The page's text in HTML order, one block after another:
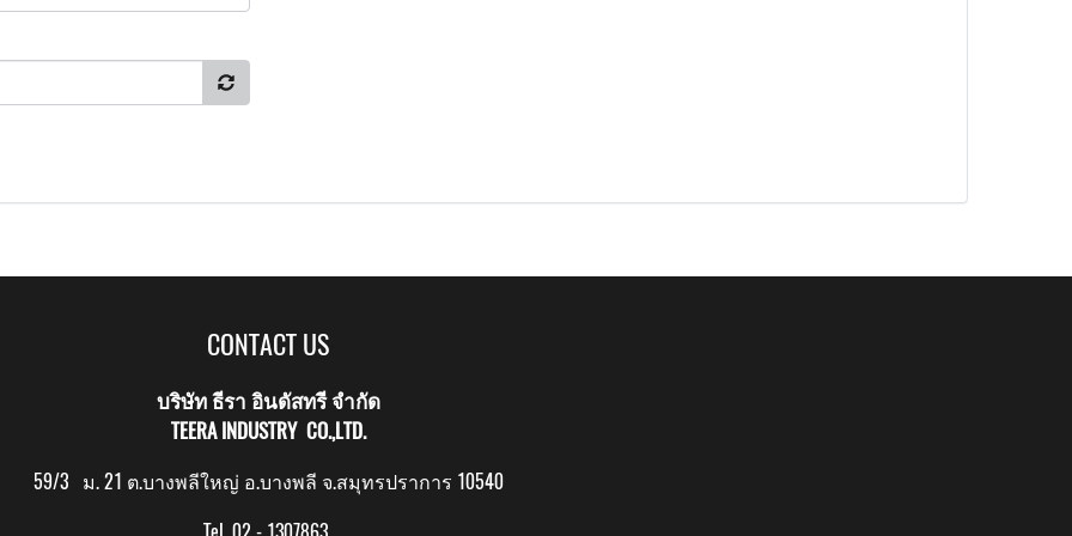
CONTACT US
บริษัท ธีรา อินดัสทรี จำกัด
TEERA INDUSTRY CO.,LTD.
59/3 ม. 21 ต.บางพลีใหญ่ อ.บางพลี จ.สมุทรปราการ 10540